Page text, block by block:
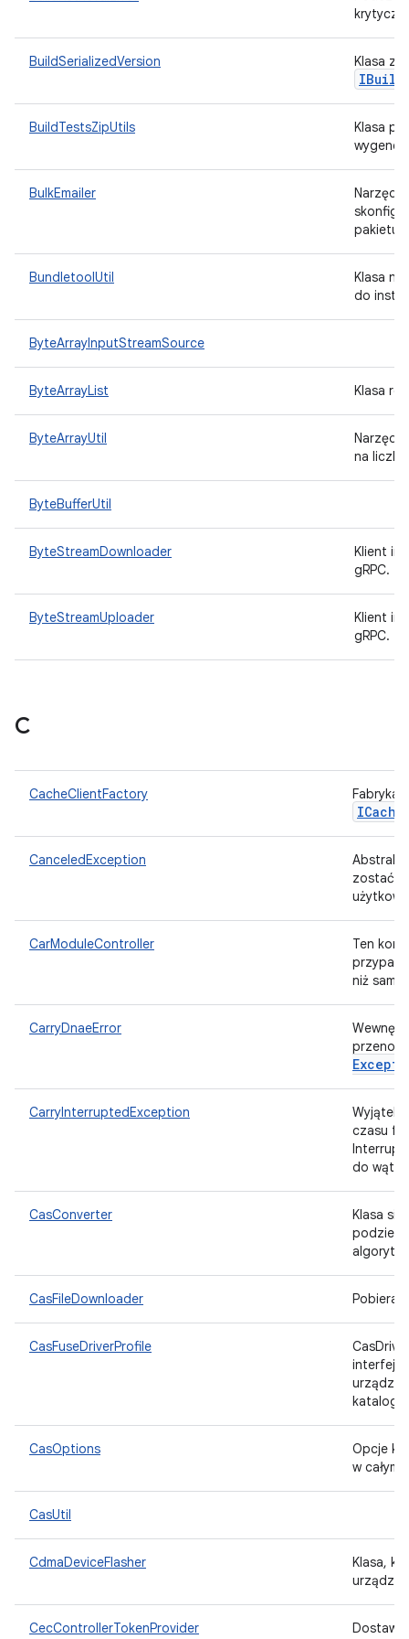
BuildSerializedVersion Klasa
IBuild
BuildTestsZipUtils
Klasa
BulkEmailer
pakietu,
BundletoolUtil
Klasa
do
ByteArrayInputStreamSource
ByteArrayList Klasa
ByteArrayUtil
na
ByteBufferUtil
ByteStreamDownloader
Klient
gRPC.
ByteStreamUploader
Klient
gRPC.
C
CacheClientFactory
ICache
CanceledException
zostać
CarModuleController
Ten
niż
CarryDnaeError
CarryInterruptedException
Wyjątek
czasu
do
CasConverter
Klasa
CasFileDownloader
CasFuseDriverProfile
CasOptions
Opcje
w całym
CasUtil
CdmaDeviceFlasher
Klasa,
CecControllerTokenProvider